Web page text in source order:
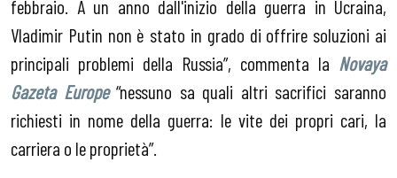
febbraio. A un anno dall'inizio della guerra in Ucraina,
Vladimir Putin non è stato in grado di offrire soluzioni ai
principali problemi della Russia”, commenta la Novaya
Gazeta Europe “nessuno sa quali altri sacrifici saranno
richiesti in nome della guerra: le vite dei propri cari, la
carriera o le proprietà”.